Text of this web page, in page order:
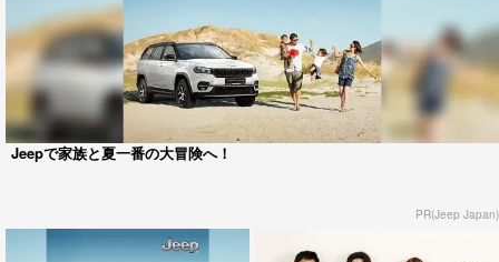
Jeepで家族と夏一番の大冒険へ！
PR(Jeep Japan)